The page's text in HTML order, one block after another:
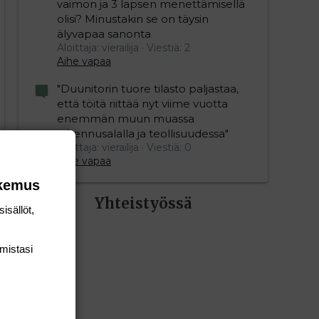
vaimon ja 3 lapsen menettämisellä
olisi? Minustakin se on täysin
älyvapaa sanonta
Aloittaja: vierailija
Viestiä: 2
Aihe vapaa
"Duunitorin tuore tilasto paljastaa,
että töitä riittää nyt viime vuotta
enemmän muun muassa
rakennusalalla ja teollisuudessa"
Aloittaja: vierailija
Viestiä: 0
Aihe vapaa
Yhteistyössä